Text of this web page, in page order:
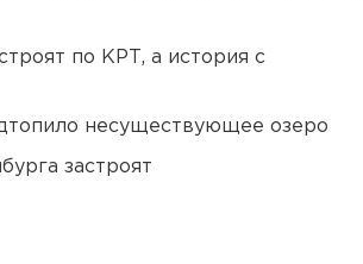
по КРТ, а история с
несуществующее озеро
застроят